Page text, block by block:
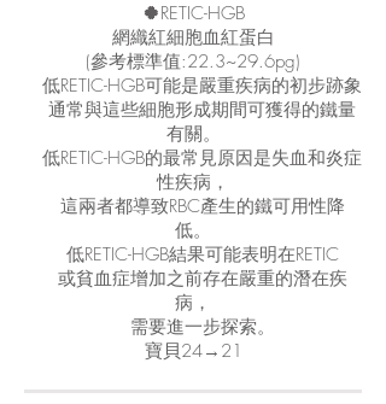
🍀RETIC-HGB
網織紅細胞血紅蛋白
(參考標準值:22.3~29.6pg)
低RETIC-HGB可能是嚴重疾病的初步跡象
通常與這些細胞形成期間可獲得的鐵量
有關。
低RETIC-HGB的最常見原因是失血和炎症
性疾病，
這兩者都導致RBC產生的鐵可用性降
低。
低RETIC-HGB結果可能表明在RETIC
或貧血症增加之前存在嚴重的潛在疾
病，
需要進一步探索。
寶貝24→21